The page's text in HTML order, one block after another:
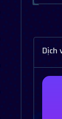
Dịch